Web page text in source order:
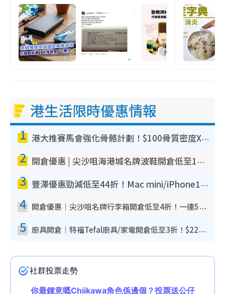
港生活限時優惠情報
1 港大推賽馬會強化骨骼計劃！$100骨質密度X光檢查 完成免費運動訓練送超市禮券！附參加資格
2 開倉優惠 | 尖沙咀海港城名牌波鞋開倉低至1折！On鞋$899起／Joy&Peace鞋履$98起
3 豐澤優惠勁減低至44折！Mac mini/iPhone17Pro大減價！廚房家電$220起
4 開倉優惠｜尖沙咀名牌行李箱開倉低至4折！一連5日 American Tourister/ace./Hallmark $200起！
5 廚具開倉｜特福Tefal廚具/家電開倉低至3折！$220起買平底鍋/炒鑊/湯煲！電飯煲/吸塵機/燙斗$418起